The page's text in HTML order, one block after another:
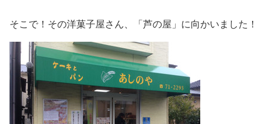
そこで！その洋菓子屋さん、「芦の屋」に向かいました！